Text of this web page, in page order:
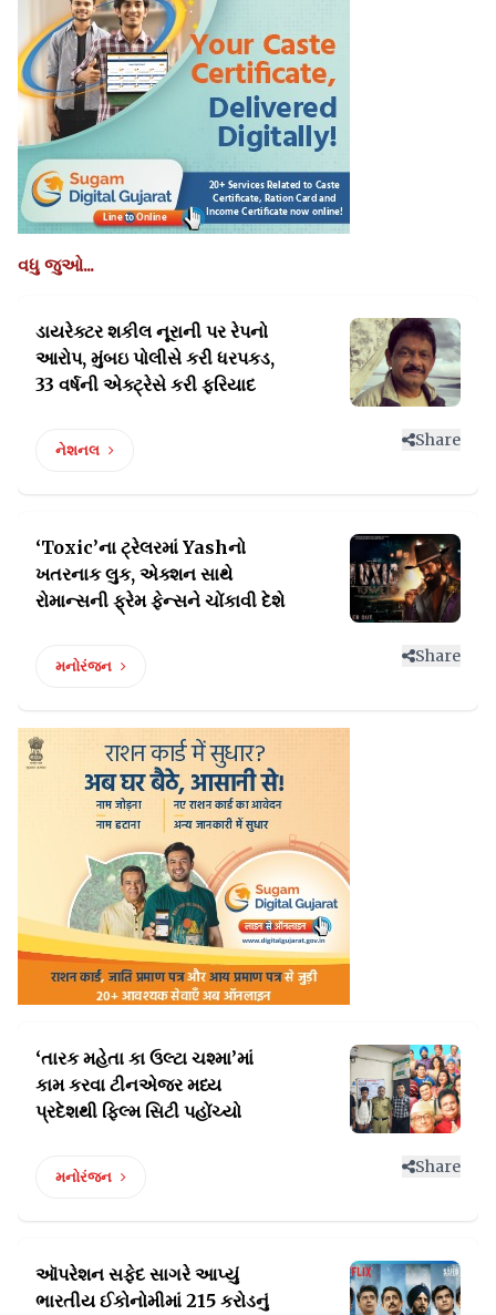
વધુ જુઓ...
ડાયરેક્ટર શકીલ નૂરાની પર રેપનો
આરોપ, મુંબઇ પોલીસે કરી ધરપકડ,
33 વર્ષની એક્ટ્રેસે કરી ફરિયાદ
નેશનલ
Share
‘Toxic’ના ટ્રેલરમાં Yashનો
ખતરનાક લુક, એક્શન સાથે
રોમાન્સની ફ્રેમ ફેન્સને ચોંકાવી દેશે
મનોરંજન
Share
‘તારક મહેતા કા ઉલ્ટા ચશ્મા’માં
કામ કરવા ટીનએજરમધ્ય
પ્રદેશથી ફિલ્મ સિટી પહોંચ્યો
મનોરંજન
Share
ઑપરેશન સફેદ સાગરે આપ્યું
ભારતીય ઈકોનોમીમાં 215 કરોડનું